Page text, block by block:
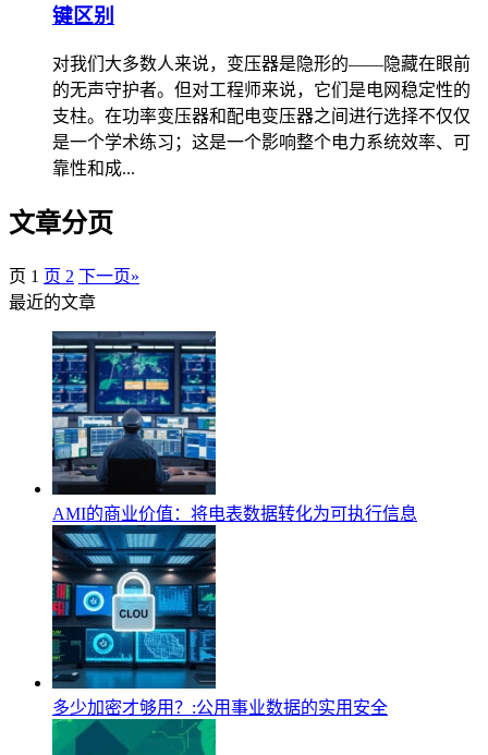
键区别
对我们大多数人来说，变压器是隐形的——隐藏在眼前
的无声守护者。但对工程师来说，它们是电网稳定性的
支柱。在功率变压器和配电变压器之间进行选择不仅仅
是一个学术练习；这是一个影响整个电力系统效率、可
靠性和成...
文章分页
页 1 页 2 下一页»
最近的文章
AMI的商业价值：将电表数据转化为可执行信息
多少加密才够用？:公用事业数据的实用安全